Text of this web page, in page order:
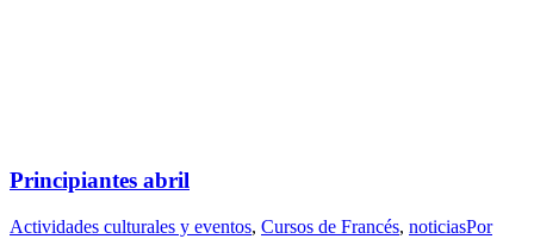
Principiantes abril
Actividades culturales y eventos, Cursos de Francés, noticiasPor